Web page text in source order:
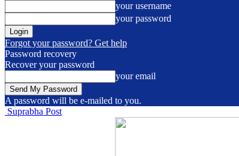
your username
your password
Forgot your password? Get help
Password recovery
Recover your password
your email
A password will be e-mailed to you.
Suprabha Post